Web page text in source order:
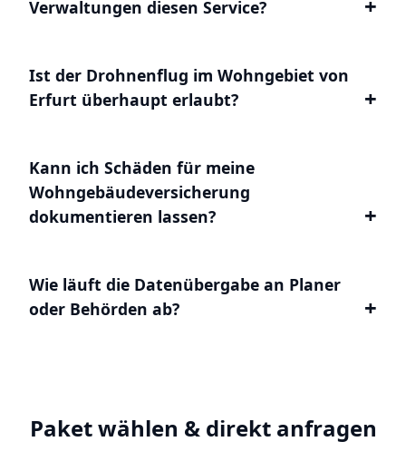
Verwaltungen diesen Service?
Ist der Drohnenflug im Wohngebiet von
Erfurt überhaupt erlaubt?
Kann ich Schäden für meine
Wohngebäudeversicherung
dokumentieren lassen?
Wie läuft die Datenübergabe an Planer
oder Behörden ab?
Paket wählen & direkt anfragen